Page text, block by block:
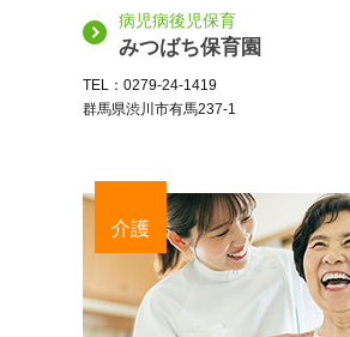
病児病後児保育
みつばち保育園
TEL：0279-24-1419
群馬県渋川市有馬237-1
介護